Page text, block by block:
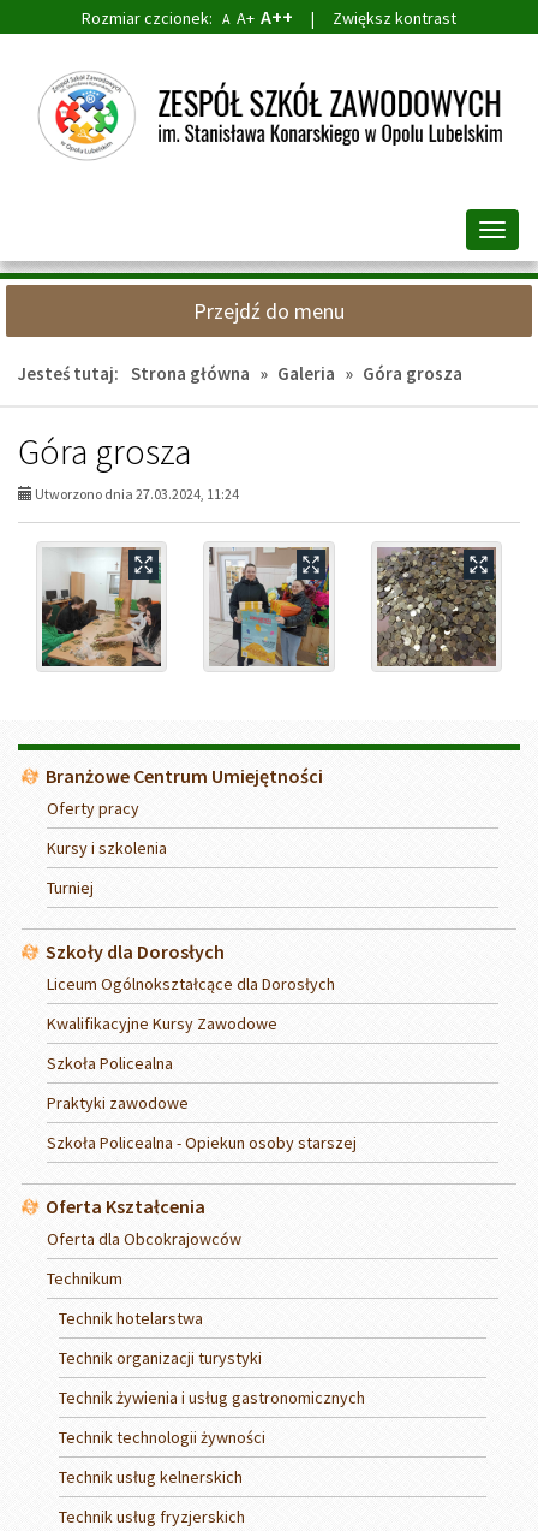
głównej
treści
wyszukiwarki
Rozmiar czcionek: A A+ A++ | Zwiększ kontrast
Przejdź do menu
Jesteś tutaj: Strona główna » Galeria » Góra grosza
Góra grosza
Utworzono dnia 27.03.2024, 11:24
MenuBranżowe Centrum Umiejętności
Oferty pracy
Kursy i szkolenia
Turniej
Szkoły dla Dorosłych
Liceum Ogólnokształcące dla Dorosłych
Kwalifikacyjne Kursy Zawodowe
Szkoła Policealna
Praktyki zawodowe
Szkoła Policealna - Opiekun osoby starszej
Oferta Kształcenia
Oferta dla Obcokrajowców
Technikum
Technik hotelarstwa
Technik organizacji turystyki
Technik żywienia i usług gastronomicznych
Technik technologii żywności
Technik usług kelnerskich
Technik usług fryzjerskich